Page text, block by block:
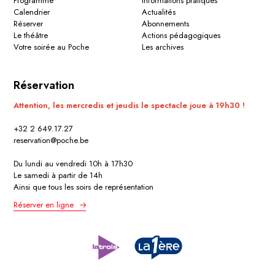
Calendrier
Réserver
Le théâtre
Votre soirée au Poche
Actualités
Abonnements
Actions pédagogiques
Les archives
Réservation
Attention, les mercredis et jeudis le spectacle joue à 19h30 !
+32 2 649.17.27
reservation@poche.be
Du lundi au vendredi 10h à 17h30
Le samedi à partir de 14h
Ainsi que tous les soirs de représentation
Réserver en ligne